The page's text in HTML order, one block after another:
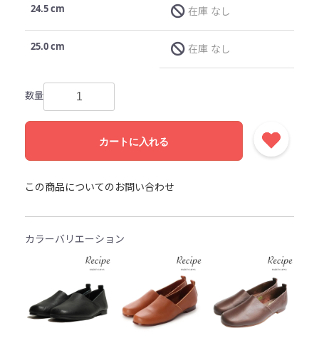
24.5 cm 在庫 なし
25.0 cm 在庫 なし
数量
カートに入れる
この商品についてのお問い合わせ
カラーバリエーション